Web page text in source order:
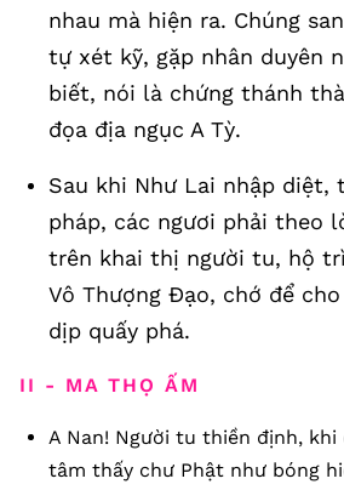
nhau mà hiện ra. Chúng
tự xét kỹ, gặp nhân duyên
biết, nói là chứng thánh
đọa địa ngục A Tỳ.
Sau khi Như Lai nhập diệt,
pháp, các ngươi phải theo
trên khai thị người tu, hộ
Vô Thượng Đạo, chớ để
dịp quấy phá.
II - MA THỌ ẤM
A Nan! Người tu thiền định,
tâm thấy chư Phật như bóng